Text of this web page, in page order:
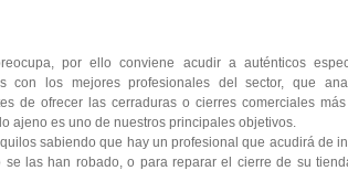
por ello conviene acudir a auténticos
con los mejores profesionales del sector, que
de ofrecer las cerraduras o cierres comerciales
ajeno es uno de nuestros principales objetivos.
sabiendo que hay un profesional que acudirá de
las han robado, o para reparar el cierre de su